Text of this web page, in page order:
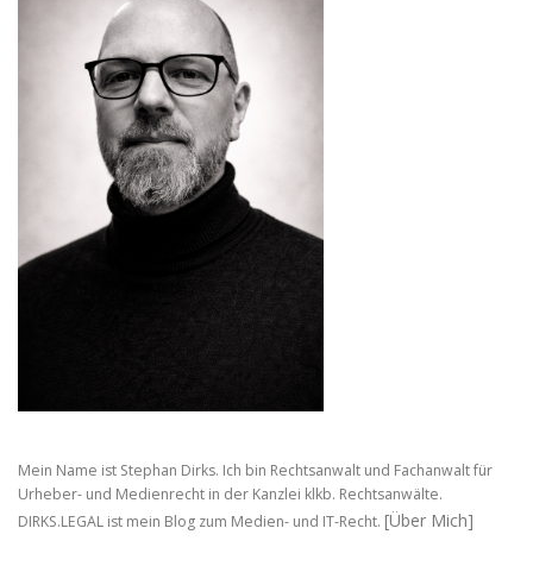
Mein Name ist Stephan Dirks. Ich bin Rechtsanwalt und Fachanwalt für
Urheber- und Medienrecht in der Kanzlei klkb. Rechtsanwälte.
DIRKS.LEGAL ist mein Blog zum Medien- und IT-Recht. [Über Mich]